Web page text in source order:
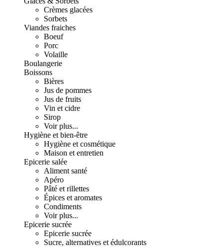
Crèmes glacées
Sorbets
Viandes fraiches
Boeuf
Porc
Volaille
Boulangerie
Boissons
Bières
Jus de pommes
Jus de fruits
Vin et cidre
Sirop
Voir plus...
Hygiène et bien-être
Hygiène et cosmétique
Maison et entretien
Epicerie salée
Aliment santé
Apéro
Pâté et rillettes
Épices et aromates
Condiments
Voir plus...
Epicerie sucrée
Epicerie sucrée
Sucre, alternatives et édulcorants